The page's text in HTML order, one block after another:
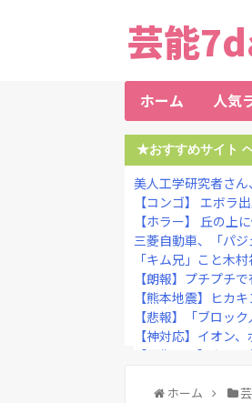
芸能
ホーム 人気
★おすすめサイト
美人工学研究者さ
【コンゴ】 エボラ
【ホラー】 丘の上
三菱自動車、「パ
「キム兄」こと木
【朗報】プチプチ
【熊本地震】ヒカ
【悲報】「ブロッ
【神対応】イオン
【画像あり】女子
【画像】令和最新
ホーム